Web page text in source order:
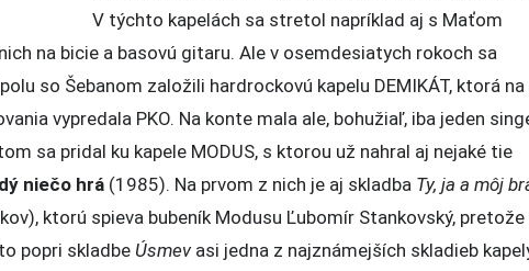
V týchto kapelách sa stretol napríklad aj s Maťom
na bicie a basovú gitaru. Ale v osemdesiatych rokoch sa
so Šebanom založili hardrockovú kapelu DEMIKÁT, ktorá na
vypredala PKO. Na konte mala ale, bohužiaľ, iba jeden
sa pridal ku kapele MODUS, s ktorou už nahral aj nejaké tie
niečo hrá (1985). Na prvom z nich je aj skladba Ty, ja a môj
ktorú spieva bubeník Modusu Ľubomír Stankovský, pretože
popri skladbe Úsmevasi jedna z najznámejších skladieb